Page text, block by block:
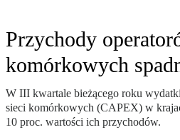
Przychody
komórkowych
W III kwartale bieżącego roku
sieci komórkowych (CAPEX) w
10 proc. wartości ich przychodów.